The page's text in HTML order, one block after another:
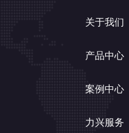
关于我们
产品中心
案例中心
力兴服务